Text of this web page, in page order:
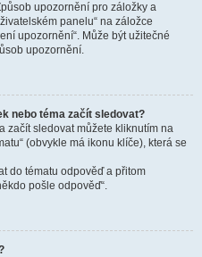
upozornění pro záložky a
panelu“ na záložce
upozornění“. Může být užitečné
upozornění.
nebo téma začít sledovat?
začít sledovat můžete kliknutím na
(obvykle má ikonu klíče), která se
do tématu odpověď a přitom
pošle odpověď“.